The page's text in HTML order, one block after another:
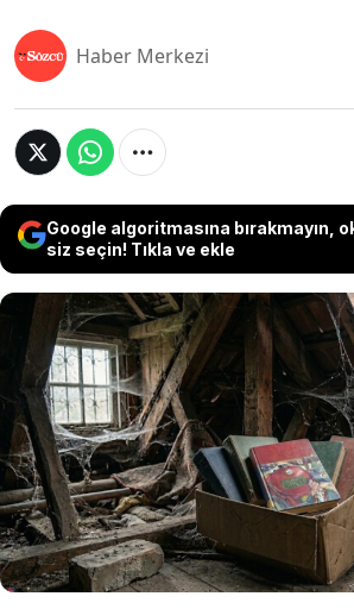
Haber Merkezi
Google algoritmasına bırakmayın,
siz seçin! Tıkla ve ekle
30 yıl boyunca
Harry Potter
atacaktı. Fiyatının
ortaya çıktı.